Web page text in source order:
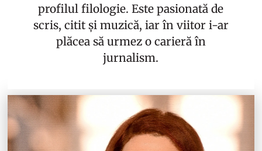
profilul filologie. Este pasionată de
scris, citit și muzică, iar în viitor i-ar
plăcea să urmez o carieră în
jurnalism.